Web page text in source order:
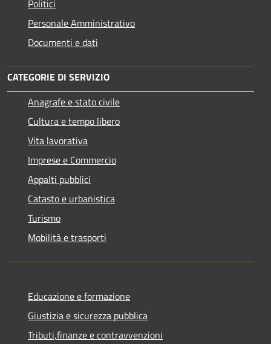
Politici
Personale Amministrativo
Documenti e dati
CATEGORIE DI SERVIZIO
Anagrafe e stato civile
Cultura e tempo libero
Vita lavorativa
Imprese e Commercio
Appalti pubblici
Catasto e urbanistica
Turismo
Mobilità e trasporti
Educazione e formazione
Giustizia e sicurezza pubblica
Tributi,finanze e contravvenzioni